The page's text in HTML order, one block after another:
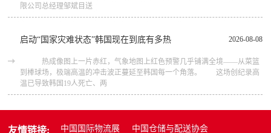
限公司总经理邹斌目送
2026-08-08
启动“国家灾难状态”韩国现在到底有多热
热成像图上一片赤红，气象地图上红色预警几乎铺满全境——从菜篮
到棒球场，极端高温的冲击波正蔓延至韩国每一个角落。 这场创纪录高
温已导致韩国19人死亡、两
友情链接: 中国国际物流展 中国仓储与配送协会